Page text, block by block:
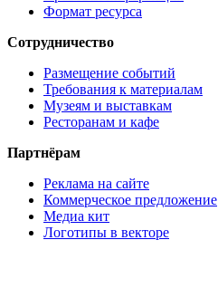
Формат ресурса
Сотрудничество
Размещение событий
Требования к материалам
Музеям и выставкам
Ресторанам и кафе
Партнёрам
Реклама на сайте
Коммерческое предложение
Медиа кит
Логотипы в векторе